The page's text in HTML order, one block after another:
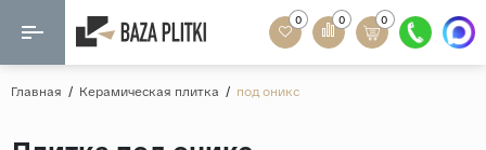
Назад
0 0 0
Главная / Керамическая плитка / под оникс